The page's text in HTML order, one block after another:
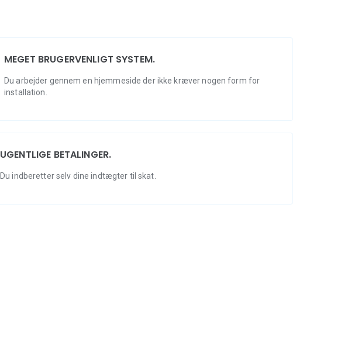
MEGET BRUGERVENLIGT SYSTEM.
Du arbejder gennem en hjemmeside der ikke kræver nogen form for
installation.
UGENTLIGE BETALINGER.
Du indberetter selv dine indtægter til skat.